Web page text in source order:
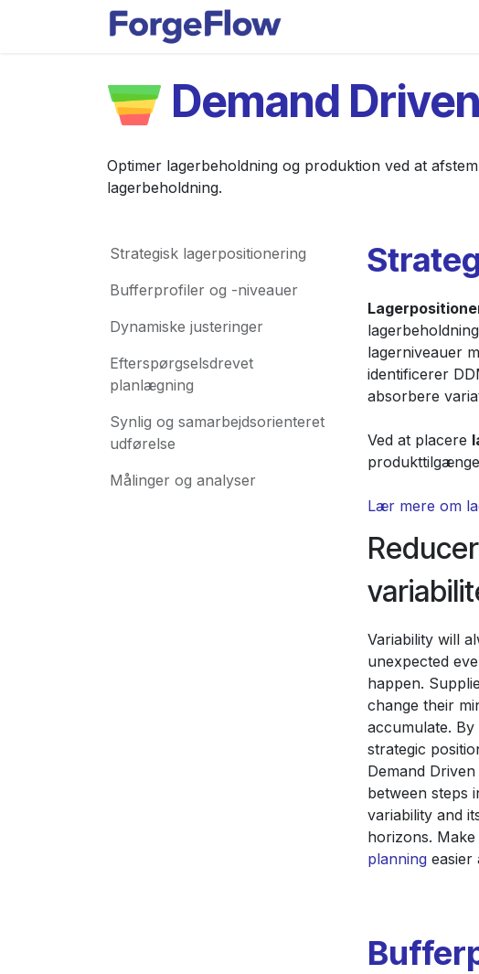
Demand
Optimer lagerbeholdning og produktion ved at
lagerbeholdning.
Strategisk lagerpositionering
Bufferprofiler og -niveauer
Dynamiske justeringer
Efterspørgselsdrevet
planlægning
Synlig og samarbejdsorienteret
udførelse
Målinger og analyser
lagerniveauer
identificerer
absorbere
Ved at placere
Lær mere om
Variability will
unexpected
happen.
change their
accumulate. By
strategic
Demand
between steps
variability and
horizons.
planning easier